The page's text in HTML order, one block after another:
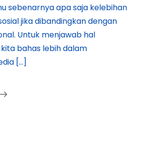
sebenarnya apa saja kelebihan
jika dibandingkan dengan
Untuk menjawab hal
bahas lebih dalam
[…]